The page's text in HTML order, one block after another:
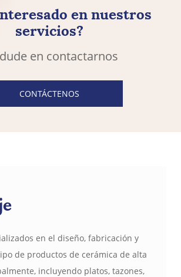
en nuestros
servicios?
en contactarnos
CONTÁCTENOS
en el diseño, fabricación y
de productos de cerámica de alta
incluyendo platos, tazones,